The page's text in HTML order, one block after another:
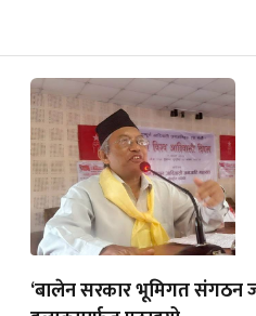
‘बालेन सरकार भूमिगत संगठन